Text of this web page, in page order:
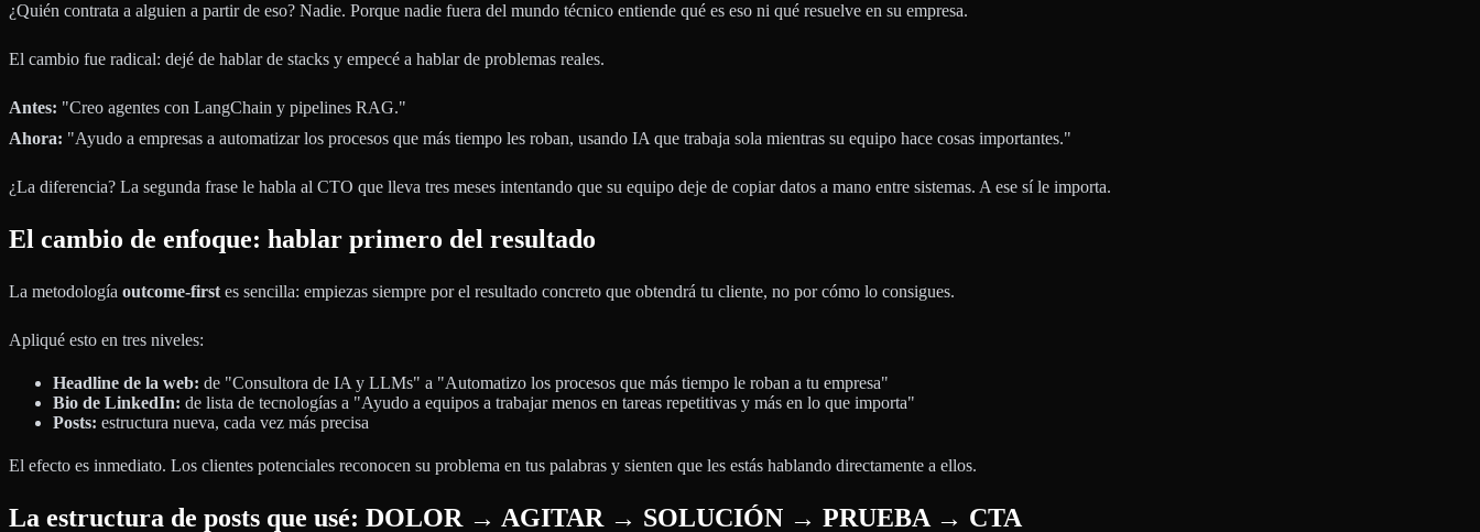
¿Quién contrata a alguien a partir de eso? Nadie. Porque nadie fuera del mundo técnico entiende qué es eso ni qué resuelve en su empresa.
El cambio fue radical: dejé de hablar de stacks y empecé a hablar de problemas reales.
Antes: "Creo agentes con LangChain y pipelines RAG."
Ahora: "Ayudo a empresas a automatizar los procesos que más tiempo les roban, usando IA que trabaja sola mientras su equipo hace cosas importantes."
¿La diferencia? La segunda frase le habla al CTO que lleva tres meses intentando que su equipo deje de copiar datos a mano entre sistemas. A ese sí le importa.
El cambio de enfoque: hablar primero del resultado
La metodología outcome-first es sencilla: empiezas siempre por el resultado concreto que obtendrá tu cliente, no por cómo lo consigues.
Apliqué esto en tres niveles:
Headline de la web: de "Consultora de IA y LLMs" a "Automatizo los procesos que más tiempo le roban a tu empresa"
Bio de LinkedIn: de lista de tecnologías a "Ayudo a equipos a trabajar menos en tareas repetitivas y más en lo que importa"
Posts: estructura nueva, cada vez más precisa
El efecto es inmediato. Los clientes potenciales reconocen su problema en tus palabras y sienten que les estás hablando directamente a ellos.
La estructura de posts que usé: DOLOR → AGITAR → SOLUCIÓN → PRUEBA → CTA